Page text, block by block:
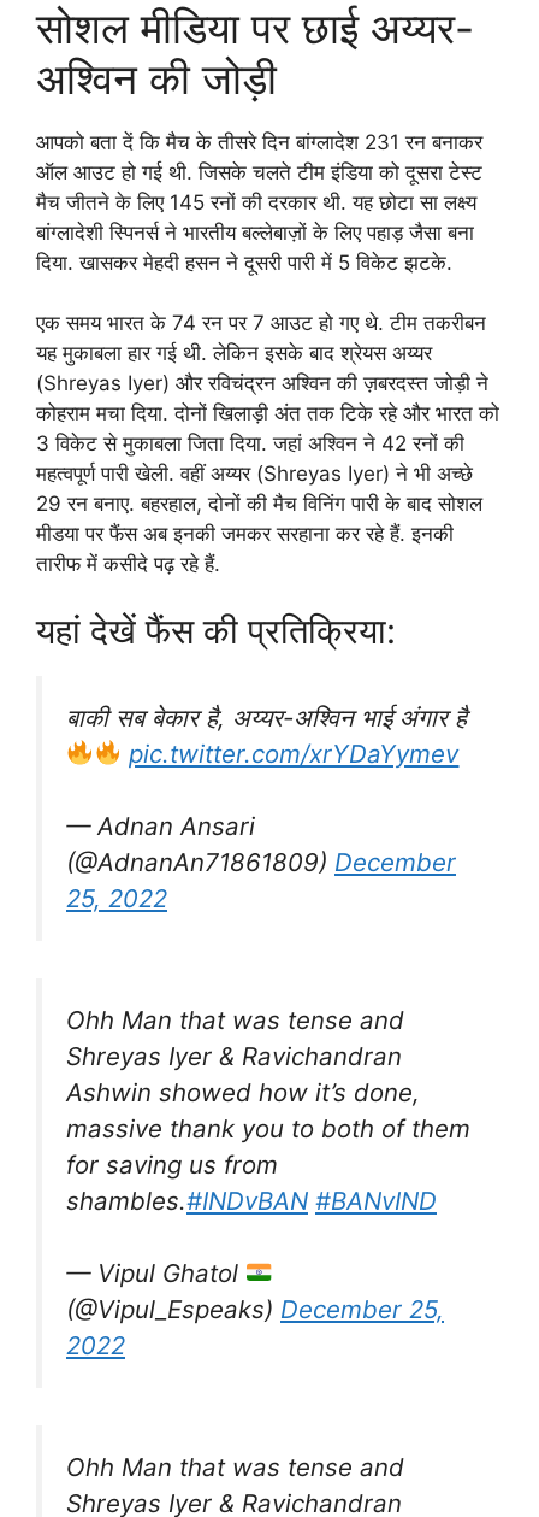
सोशल मीडिया पर छाई अय्यर-
अश्विन की जोड़ी
आपको बता दें कि मैच के तीसरे दिन बांग्लादेश 231 रन बनाकर
ऑल आउट हो गई थी. जिसके चलते टीम इंडिया को दूसरा टेस्ट
मैच जीतने के लिए 145 रनों की दरकार थी. यह छोटा सा लक्ष्य
बांग्लादेशी स्पिनर्स ने भारतीय बल्लेबाज़ों के लिए पहाड़ जैसा बना
दिया. खासकर मेहदी हसन ने दूसरी पारी में 5 विकेट झटके.
एक समय भारत के 74 रन पर 7 आउट हो गए थे. टीम तकरीबन
यह मुकाबला हार गई थी. लेकिन इसके बाद श्रेयस अय्यर
(Shreyas Iyer) और रविचंद्रन अश्विन की ज़बरदस्त जोड़ी ने
कोहराम मचा दिया. दोनों खिलाड़ी अंत तक टिके रहे और भारत को
3 विकेट से मुकाबला जिता दिया. जहां अश्विन ने 42 रनों की
महत्वपूर्ण पारी खेली. वहीं अय्यर (Shreyas Iyer) ने भी अच्छे
29 रन बनाए. बहरहाल, दोनों की मैच विनिंग पारी के बाद सोशल
मीडया पर फैंस अब इनकी जमकर सरहाना कर रहे हैं. इनकी
तारीफ में कसीदे पढ़ रहे हैं.
यहां देखें फैंस की प्रतिक्रिया:
बाकी सब बेकार है, अय्यर-अश्विन भाई अंगार है
pic.twitter.com/xrYDaYymev
— Adnan Ansari
(@AdnanAn71861809) December
25, 2022
Ohh Man that was tense and
Shreyas Iyer & Ravichandran
Ashwin showed how it’s done,
massive thank you to both of them
for saving us from
shambles.#INDvBAN #BANvIND
— Vipul Ghatol
(@Vipul_Espeaks) December 25,
2022
Ohh Man that was tense and
Shreyas Iyer & Ravichandran